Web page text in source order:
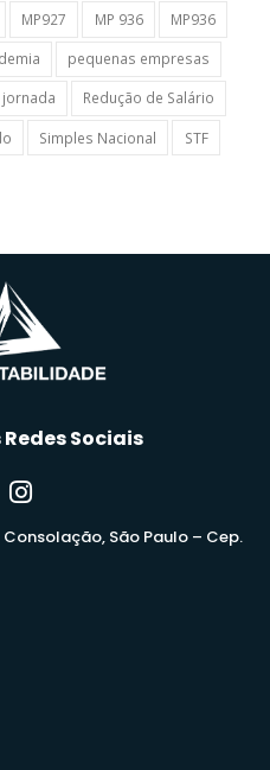
MP927 MP 936
MP936
pequenas empresas
jornada
Redução de Salário
Simples Nacional STF
Sociais
Consolação, São Paulo – Cep.